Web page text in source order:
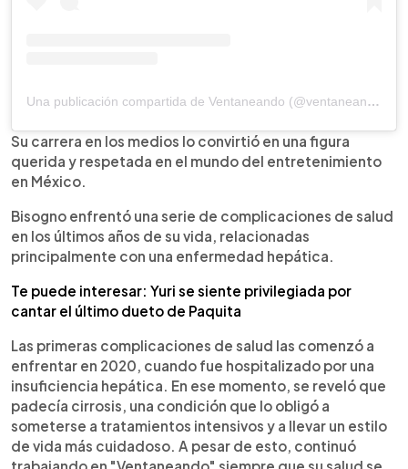
Una publicación compartida de Ventaneando (@ventaneandouno)
Su carrera en los medios lo convirtió en una figura
querida y respetada en el mundo del entretenimiento
en México.
Bisogno enfrentó una serie de complicaciones de salud
en los últimos años de su vida, relacionadas
principalmente con una enfermedad hepática.
Te puede interesar: Yuri se siente privilegiada por
cantar el último dueto de Paquita
Las primeras complicaciones de salud las comenzó a
enfrentar en 2020, cuando fue hospitalizado por una
insuficiencia hepática. En ese momento, se reveló que
padecía cirrosis, una condición que lo obligó a
someterse a tratamientos intensivos y a llevar un estilo
de vida más cuidadoso. A pesar de esto, continuó
trabajando en "Ventaneando" siempre que su salud se